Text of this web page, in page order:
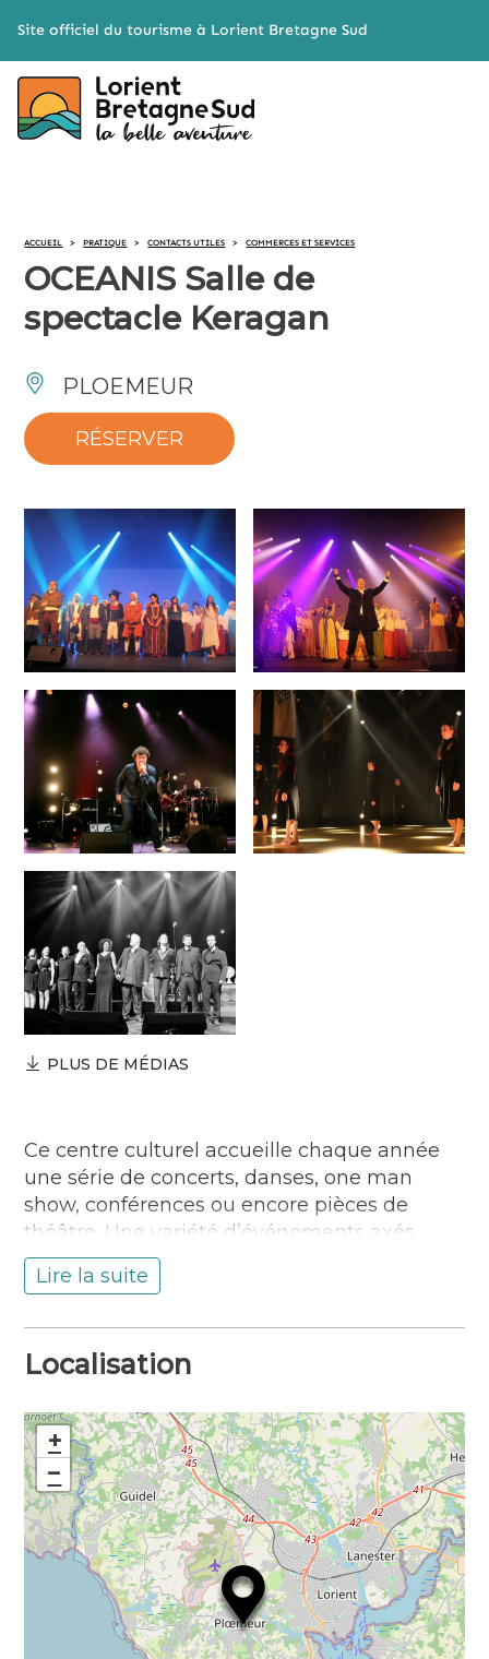
Site officiel du tourisme à Lorient Bretagne Sud
ACCUEIL > PRATIQUE > CONTACTS UTILES > COMMERCES ET SERVICES
OCEANIS Salle de
spectacle Keragan
PLOEMEUR
RÉSERVER
PLUS DE MÉDIAS
Ce centre culturel accueille chaque année
une série de concerts, danses, one man
show, conférences ou encore pièces de
théâtre. Une variété d’événements axés
autour des arts et de la création sont
produits dans cette salle de 1000 places
Commerce
Location de salles pour réunion
Accessible aux personnes en situation de
handicap (conformément à la législation en
vigueur)
Lire la suite
Localisation
+
−